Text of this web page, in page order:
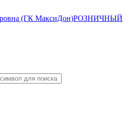
(ГК МаксиДон)РОЗНИЧНЫЙ